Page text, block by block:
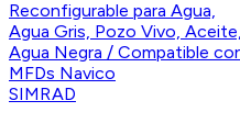
SIMRAD